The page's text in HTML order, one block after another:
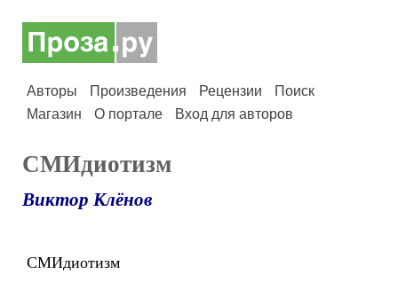
Авторы Произведения Рецензии
Поиск
Магазин
О портале Вход для авторов
СМИдиотизм
Виктор Клёнов
СМИдиотизм